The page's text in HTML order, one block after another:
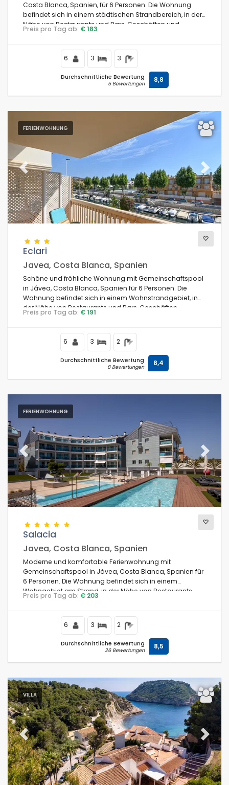
Costa Blanca, Spanien, für 6 Personen. Die Wohnung
befindet sich in einem städtischen Strandbereich, in der
Nähe von Restaurants und Bars, Geschäften und
Supermärkten, 100 m vom Playa de la Grava, Strand von
Preis pro Tag ab: € 183
6 3 3
Durchschnittliche Bewertung
5 Bewertungen 8,8
FERIENWOHNUNG
Previous Next
Eclari
Javea, Costa Blanca, Spanien
Schöne und fröhliche Wohnung mit Gemeinschaftspool
in Jávea, Costa Blanca, Spanien für 6 Personen. Die
Wohnung befindet sich in einem Wohnstrandgebiet, in
der Nähe von Restaurants und Bars, Geschäften,
Supermärkten und einem Tennisplatz, 500 Meter vom El
Mittelmeer entfernt.
Preis pro Tag ab: € 191
6 3 2
Durchschnittliche Bewertung
8 Bewertungen 8,4
FERIENWOHNUNG
Previous Next
Salacia
Javea, Costa Blanca, Spanien
Moderne und komfortable Ferienwohnung mit
Gemeinschaftspool in Jávea, Costa Blanca, Spanien für
6 Personen. Die Wohnung befindet sich in einem
Wohngebiet am Strand, in der Nähe von Restaurants
und Bars, Geschäften, Supermärkten und einem
vom Mittelmeer entfernt.
Preis pro Tag ab: € 203
6 3 2
Durchschnittliche Bewertung
26 Bewertungen 8,5
VILLA
Previous Next